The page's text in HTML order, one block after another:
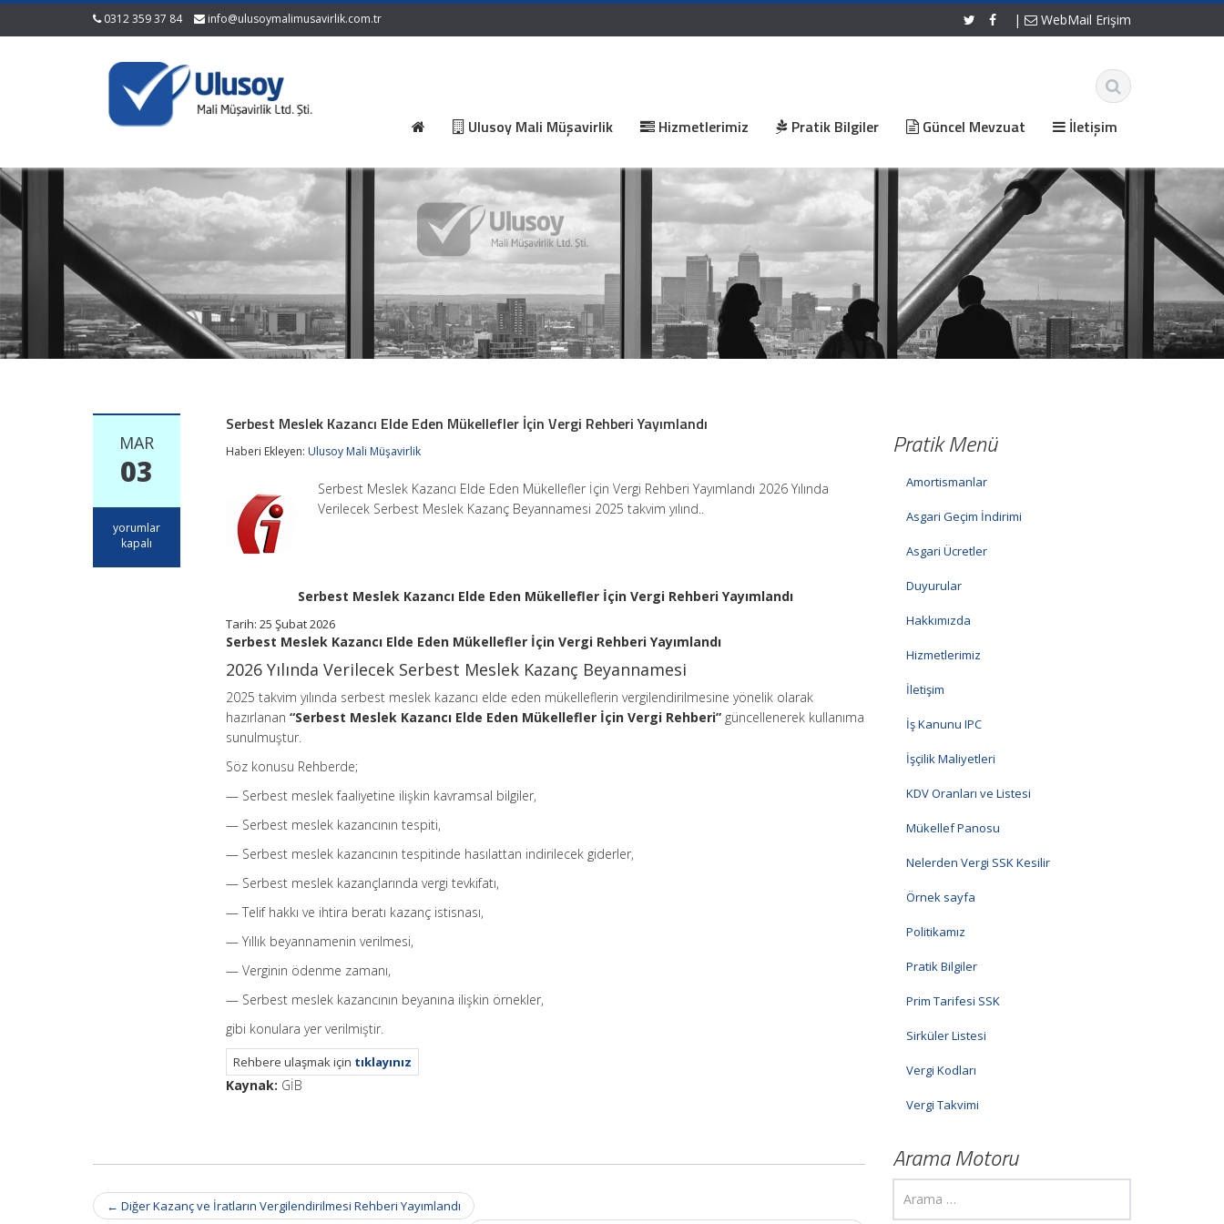
0312 359 37 84 info@ulusoymalimusavirlik.com.tr | WebMail Erişim
Ulusoy Mali Müşavirlik Hizmetlerimiz Pratik Bilgiler Güncel Mevzuat İletişim
MAR
03
Serbest
Meslek
yorumlar
kapalı
Serbest Meslek Kazancı Elde Eden Mükellefler İçin Vergi Rehberi Yayımlandı
Haberi Ekleyen: Ulusoy Mali Müşavirlik
Serbest Meslek Kazancı Elde Eden Mükellefler İçin Vergi Rehberi Yayımlandı 2026 Yılında
Verilecek Serbest Meslek Kazanç Beyannamesi 2025 takvim yılınd..
Serbest Meslek Kazancı Elde Eden Mükellefler İçin Vergi Rehberi Yayımlandı
Tarih:25 Şubat 2026
Serbest Meslek Kazancı Elde Eden Mükellefler İçin Vergi Rehberi Yayımlandı
2026 Yılında Verilecek Serbest Meslek Kazanç Beyannamesi
2025 takvim yılında serbest meslek kazancı elde eden mükelleflerin vergilendirilmesine yönelik olarak
hazırlanan“Serbest Meslek Kazancı Elde Eden Mükellefler İçin Vergi Rehberi” güncellenerek kullanıma
sunulmuştur.
Söz konusu Rehberde;
— Serbest meslek faaliyetine ilişkin kavramsal bilgiler,
— Serbest meslek kazancının tespiti,
— Serbest meslek kazancının tespitinde hasılattan indirilecek giderler,
— Serbest meslek kazançlarında vergi tevkifatı,
— Telif hakkı ve ihtira beratı kazanç istisnası,
— Yıllık beyannamenin verilmesi,
— Verginin ödenme zamanı,
— Serbest meslek kazancının beyanına ilişkin örnekler,
gibi konulara yer verilmiştir.
Rehbere ulaşmak için tıklayınız
Kaynak: GİB
Post
← Diğer Kazanç ve İratların Vergilendirilmesi Rehberi Yayımlandı
Pratik Menü
Amortismanlar
Asgari Geçim İndirimi
Asgari Ücretler
Duyurular
Hakkımızda
Hizmetlerimiz
İletişim
İş Kanunu IPC
İşçilik Maliyetleri
KDV Oranları ve Listesi
Mükellef Panosu
Nelerden Vergi SSK Kesilir
Örnek sayfa
Politikamız
Pratik Bilgiler
Prim Tarifesi SSK
Sirküler Listesi
Vergi Kodları
Vergi Takvimi
Arama Motoru